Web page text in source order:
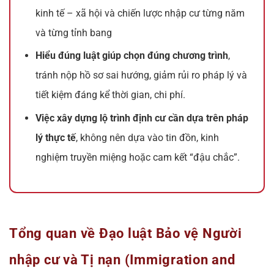
kinh tế – xã hội và chiến lược nhập cư từng năm
và từng tỉnh bang
Hiểu đúng luật giúp chọn đúng chương trình,
tránh nộp hồ sơ sai hướng, giảm rủi ro pháp lý và
tiết kiệm đáng kể thời gian, chi phí.
Việc xây dựng lộ trình định cư cần dựa trên pháp
lý thực tế, không nên dựa vào tin đồn, kinh
nghiệm truyền miệng hoặc cam kết “đậu chắc”.
Tổng quan về Đạo luật Bảo vệ Người
nhập cư và Tị nạn (Immigration and